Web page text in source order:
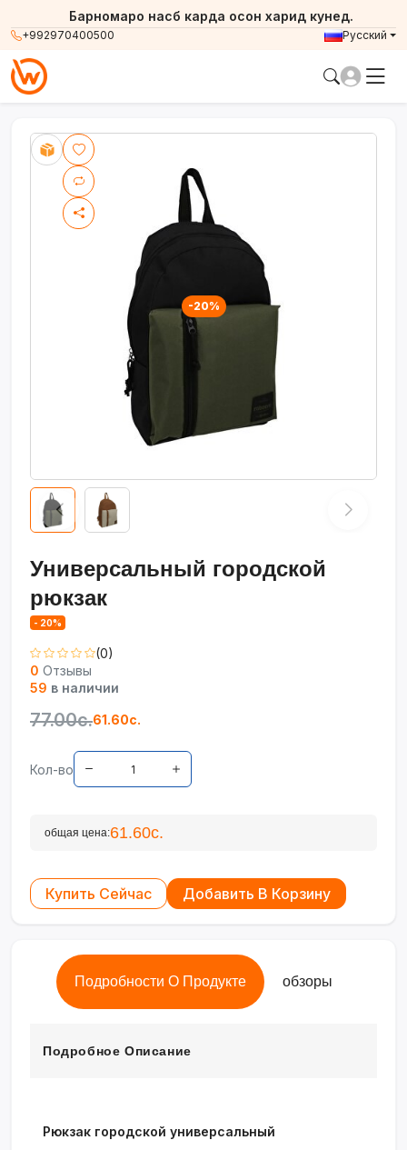
+992970400500
Барномаро насб карда осон харид кунед.
Русский
-20%
Универсальный городской
рюкзак
- 20%
(0)
0 Отзывы
59 в наличии
77.00с.61.60с.
Кол-во
общая цена:61.60с.
Купить Сейчас Добавить В Корзину
Подробности О Продукте обзоры
Подробное Описание
Рюкзак городской универсальный